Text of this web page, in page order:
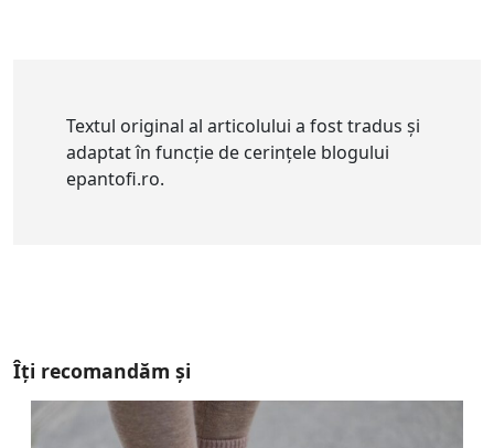
Textul original al articolului a fost tradus și
adaptat în funcție de cerințele blogului
epantofi.ro.
Îți recomandăm și